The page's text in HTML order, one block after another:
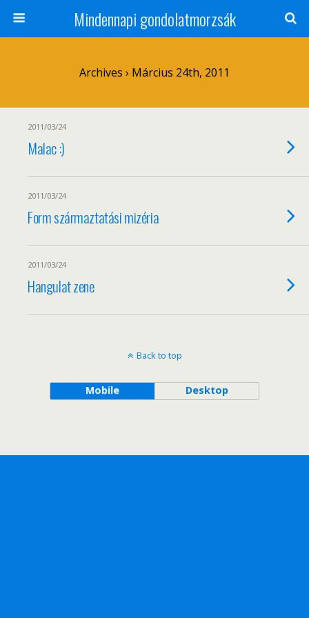
Mindennapi gondolatmorzsák
Archives › Március 24th, 2011
2011/03/24
Malac :)
2011/03/24
Form származtatási mizéria
2011/03/24
Hangulat zene
Back to top
Mobile Desktop